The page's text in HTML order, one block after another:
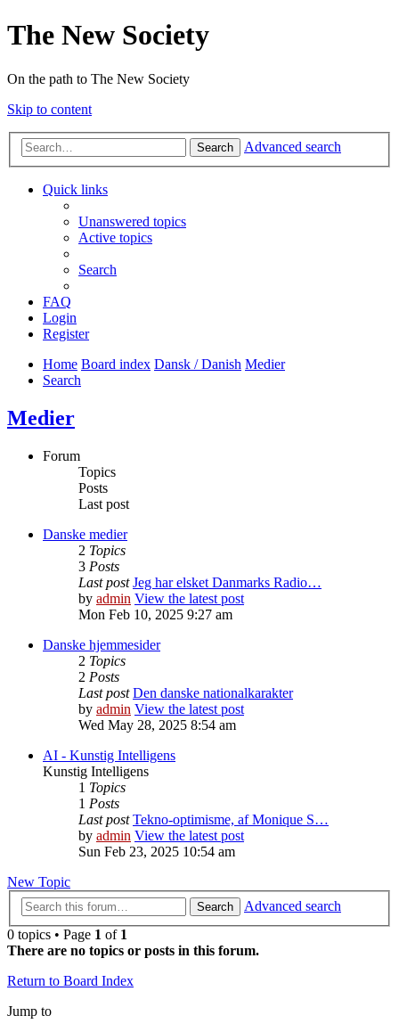
The New Society
On the path to The New Society
Skip to content
Search Advanced search
Quick links
Unanswered topics
Active topics
Search
FAQ
Login
Register
Home Board index Dansk / Danish Medier
Search
Medier
Forum
Topics
Posts
Last post
Danske medier
2 Topics
3 Posts
Last post Jeg har elsket Danmarks Radio…
by admin View the latest post
Mon Feb 10, 2025 9:27 am
Danske hjemmesider
2 Topics
2 Posts
Last post Den danske nationalkarakter
by admin View the latest post
Wed May 28, 2025 8:54 am
AI - Kunstig Intelligens
Kunstig Intelligens
1 Topics
1 Posts
Last post Tekno-optimisme, af Monique S…
by admin View the latest post
Sun Feb 23, 2025 10:54 am
New Topic
Search
Advanced search
0 topics • Page 1 of 1
There are no topics or posts in this forum.
Return to Board Index
Jump to